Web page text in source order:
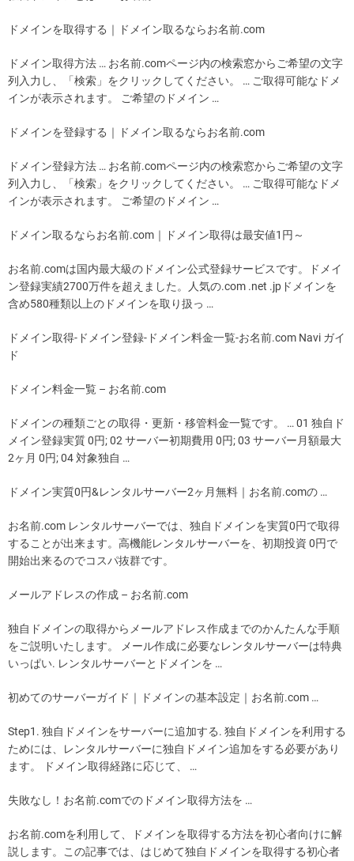
ドメインを取得する｜ドメイン取るならお名前.com
ドメイン取得方法 … お名前.comページ内の検索窓からご希望の文字
列入力し、「検索」をクリックしてください。 … ご取得可能なドメ
インが表示されます。 ご希望のドメイン …
ドメインを登録する｜ドメイン取るならお名前.com
ドメイン登録方法 … お名前.comページ内の検索窓からご希望の文字
列入力し、「検索」をクリックしてください。 … ご取得可能なドメ
インが表示されます。 ご希望のドメイン …
ドメイン取るならお名前.com｜ドメイン取得は最安値1円～
お名前.comは国内最大級のドメイン公式登録サービスです。ドメイ
ン登録実績2700万件を超えました。人気の.com .net .jpドメインを
含め580種類以上のドメインを取り扱っ …
ドメイン取得-ドメイン登録-ドメイン料金一覧-お名前.com Navi ガイ
ド
ドメイン料金一覧 – お名前.com
ドメインの種類ごとの取得・更新・移管料金一覧です。 … 01 独自ド
メイン登録実質 0円; 02 サーバー初期費用 0円; 03 サーバー月額最大
2ヶ月 0円; 04 対象独自 …
ドメイン実質0円&レンタルサーバー2ヶ月無料｜お名前.comの …
お名前.com レンタルサーバーでは、独自ドメインを実質0円で取得
することが出来ます。高機能レンタルサーバーを、初期投資 0円で
開始出来るのでコスパ抜群です。
メールアドレスの作成 – お名前.com
独自ドメインの取得からメールアドレス作成までのかんたんな手順
をご説明いたします。 メール作成に必要なレンタルサーバーは特典
いっぱい. レンタルサーバーとドメインを …
初めてのサーバーガイド｜ドメインの基本設定｜お名前.com …
Step1. 独自ドメインをサーバーに追加する. 独自ドメインを利用する
ためには、レンタルサーバーに独自ドメイン追加をする必要があり
ます。 ドメイン取得経路に応じて、 …
失敗なし！お名前.comでのドメイン取得方法を …
お名前.comを利用して、ドメインを取得する方法を初心者向けに解
説します。この記事では、はじめて独自ドメインを取得する初心者